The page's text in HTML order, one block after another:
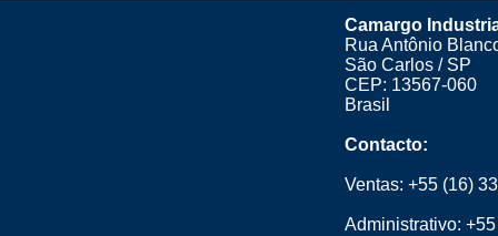
Camargo
Rua Antônio
São Carlos / SP
CEP: 13567-060
Brasil
Contacto:
Ventas: +55 (16)
Administrativo: